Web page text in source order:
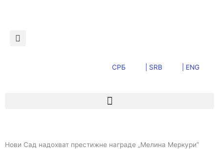
СРБ | SRB | ENG
Нови Сад надохват престижне награде „Мелина Меркури”